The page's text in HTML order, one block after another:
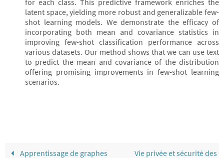
for each class. This predictive framework enriches the
latent space, yielding more robust and generalizable few-
shot learning models. We demonstrate the efficacy of
incorporating both mean and covariance statistics in
improving few-shot classification performance across
various datasets. Our method shows that we can use text
to predict the mean and covariance of the distribution
offering promising improvements in few-shot learning
scenarios.
Apprentissage de graphes
Vie privée et sécurité des